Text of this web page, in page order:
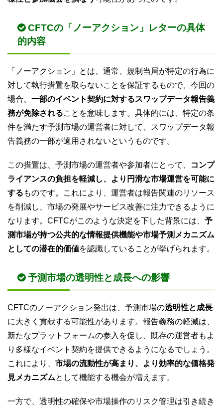
CFTCの「ノーアクション」レターの具体
的内容
「ノーアクション」とは、通常、規制当局が特定の行為に
対して執行措置を取らないことを保証するもので、今回の
場合、 一部のイベント契約に対するスワップデータ報告義
務が免除されることを意味します。具体的には、特定の条
件を満たす予測市場の運営者に対して、スワップデータ報
告義務の一部が適用されないというものです。
この措置は、予測市場の運営者や参加者にとって、
コンプ
ライアンスの負担を軽減し、より円滑な市場運営を可能に
する ものです。これにより、運営者は報告関連のリソース
を削減し、市場の発展やサービス改善に注力できるように
なります。CFTCがこのような決定を下した背景には、 予
測市場が持つ公共的な情報提供機能や市場予測メカニズム
としての潜在的価値を認識していることが挙げられます。
予測市場の透明性と成長への影響
CFTCのノーアクション発出は、予測市場の透明性と成長
に大きく貢献する可能性があります。報告義務の軽減は、
新たなプラットフォームの参入を促し、既存の運営者もよ
り多様なイベント契約を提供できるようになるでしょう。
これにより、 市場の流動性が高まり、より効率的な価格発
見メカニズムとして機能する機会が増えます。
一方で、透明性の確保や市場操作のリスク管理は引き続き